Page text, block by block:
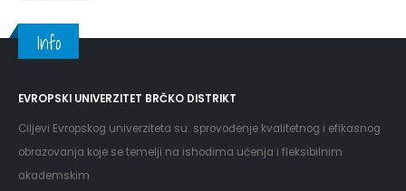
Info
EVROPSKI UNIVERZITET BRČKO DISTRIKT
Ciljevi Evropskog univerziteta su: sprovođenje kvalitetnog i efikasnog
obrazovanja koje se temelji na ishodima učenja i fleksibilnim
akademskim